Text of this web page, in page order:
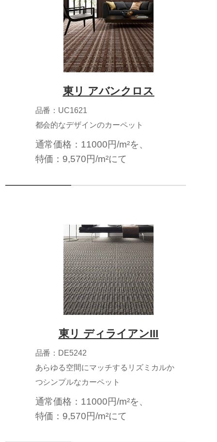
東リ アバンクロス
品番：UC1621
都会的なデザインのカーペット
通常価格：11000円/m²を、
特価：9,570円/m²にて
東リ ディライアンIII
品番：DE5242
あらゆる空間にマッチするリズミカルか
つシンプルなカーペット
通常価格：11000円/m²を、
特価：9,570円/m²にて